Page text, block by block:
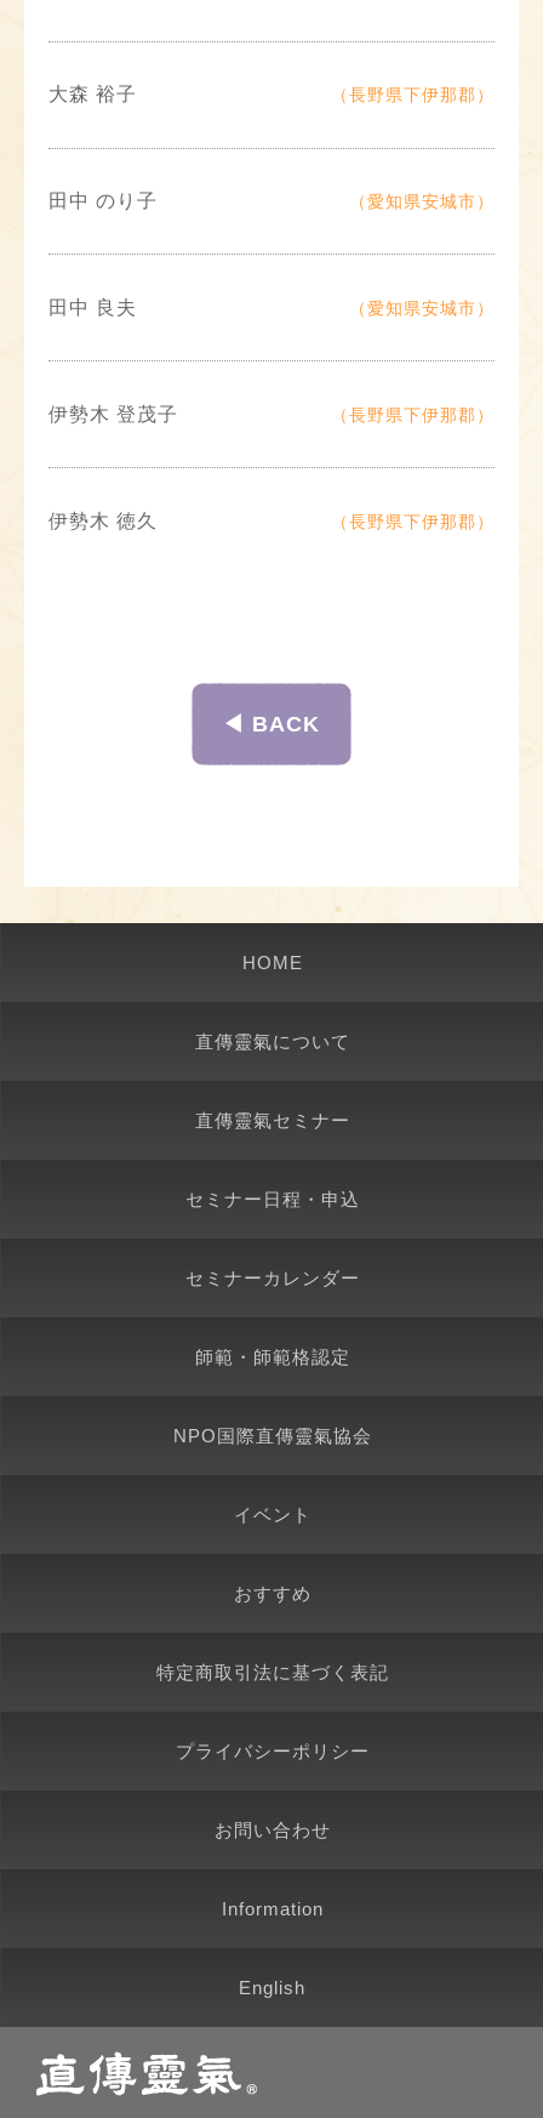
大森 裕子 （長野県下伊那郡）
田中 のり子 （愛知県安城市）
田中 良夫 （愛知県安城市）
伊勢木 登茂子 （長野県下伊那郡）
伊勢木 徳久 （長野県下伊那郡）
◀︎ BACK
HOME
直傳靈氣について
直傳靈氣セミナー
セミナー日程・申込
セミナーカレンダー
師範・師範格認定
NPO国際直傳靈氣協会
イベント
おすすめ
特定商取引法に基づく表記
プライバシーポリシー
お問い合わせ
Information
English